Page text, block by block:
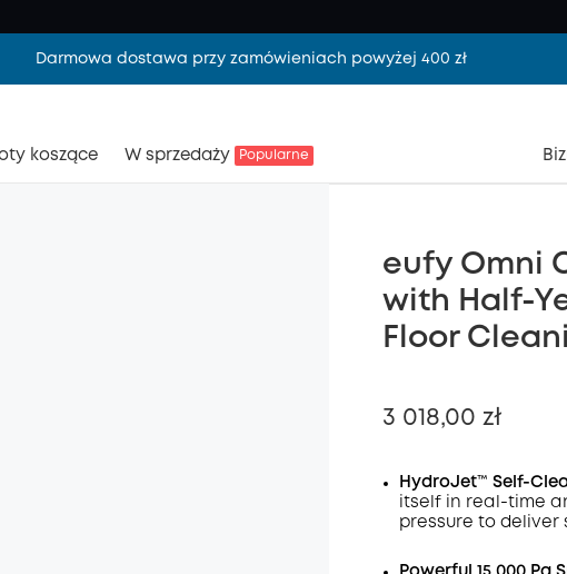
Darmowa dostawa przy zamówieniach powyżej 400 zł
koszące W sprzedaży Popularne
eufy Omni
with Half-
Floor
3 018,00 zł
Wyłączony
HydroJet™ Self-
itself in real-time
pressure to deliver